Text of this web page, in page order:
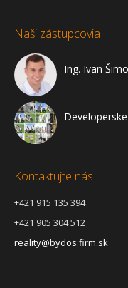
Naši zástupcovia
Ing. Ivan
Kontaktujte nás
+421 915 135 394
+421 905 304 512
reality@bydos.firm.sk